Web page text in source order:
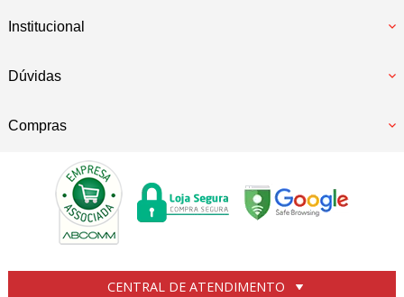
Institucional
Dúvidas
Compras
CENTRAL DE ATENDIMENTO